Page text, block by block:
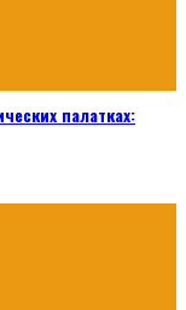
палатках: